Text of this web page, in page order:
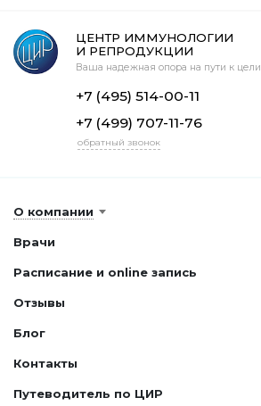
ЦЕНТР ИММУНОЛОГИИ
И РЕПРОДУКЦИИ
Ваша надежная опора на пути к цели
+7 (495) 514-00-11
+7 (499) 707-11-76
обратный звонок
О компании
Врачи
Расписание и online запись
Отзывы
Блог
Контакты
Путеводитель по ЦИР